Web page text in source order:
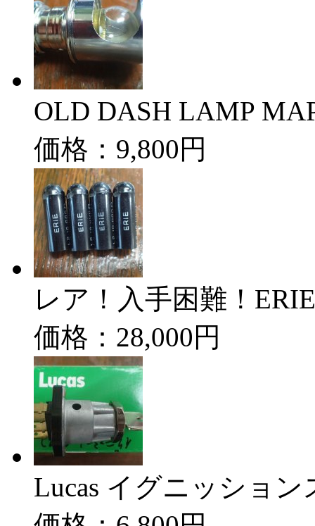
OLD DASH LAMP
価格：9,800円
レア！入手困難！
価格：28,000円
Lucas イグニッション